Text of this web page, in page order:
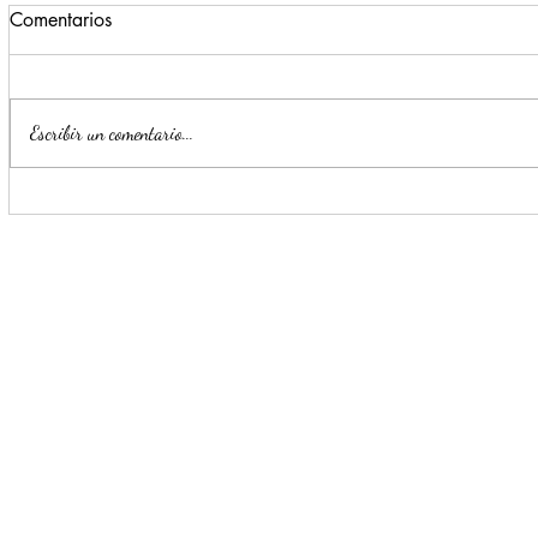
Monterrey invita a formar
Estrategia
Comentarios
Escribir un comentario...